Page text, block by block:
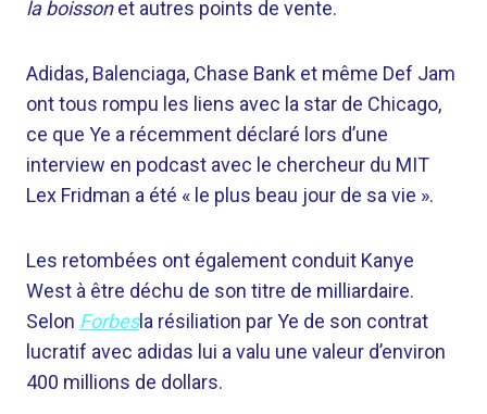
la boissonet autres points de vente.
Adidas, Balenciaga, Chase Bank et même Def Jam
ont tous rompu les liens avec la star de Chicago,
ce que Ye a récemment déclaré lors d’une
interview en podcast avec le chercheur du MIT
Lex Fridman a été « le plus beau jour de sa vie ».
Les retombées ont également conduit Kanye
West à être déchu de son titre de milliardaire.
Selon Forbesla résiliation par Ye de son contrat
lucratif avec adidas lui a valu une valeur d’environ
400 millions de dollars.